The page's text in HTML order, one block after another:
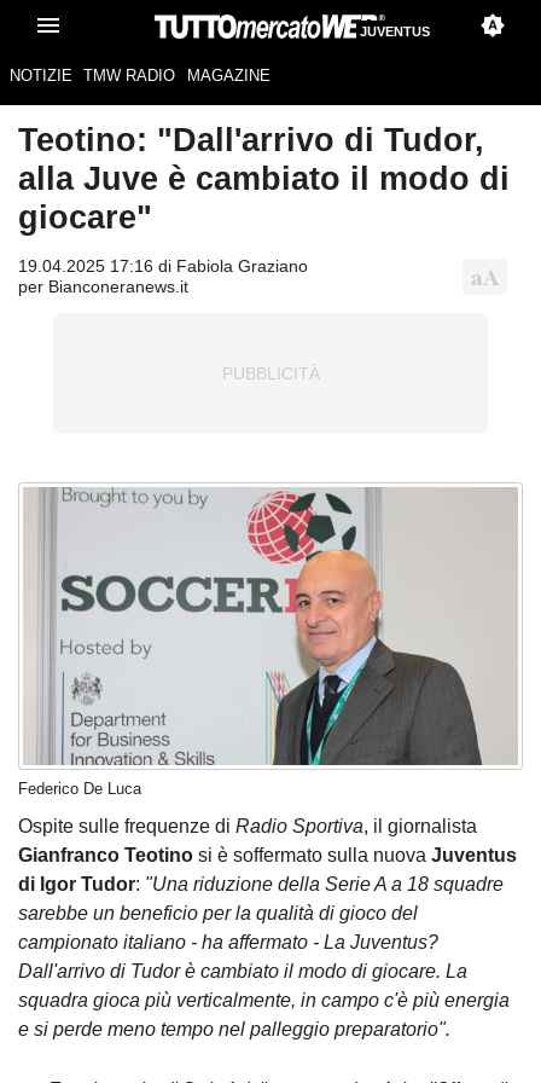
JUVENTUS
NOTIZIE TMW RADIO MAGAZINE
Teotino: "Dall'arrivo di Tudor,
alla Juve è cambiato il modo di
giocare"
19.04.2025 17:16 di Fabiola Graziano
per Bianconeranews.it
Federico De Luca
Ospite sulle frequenze di Radio Sportiva, il giornalista
Gianfranco Teotino si è soffermato sulla nuova Juventus
di Igor Tudor: "Una riduzione della Serie A a 18 squadre
sarebbe un beneficio per la qualità di gioco del
campionato italiano - ha affermato - La Juventus?
Dall'arrivo di Tudor è cambiato il modo di giocare. La
squadra gioca più verticalmente, in campo c'è più energia
e si perde meno tempo nel palleggio preparatorio".